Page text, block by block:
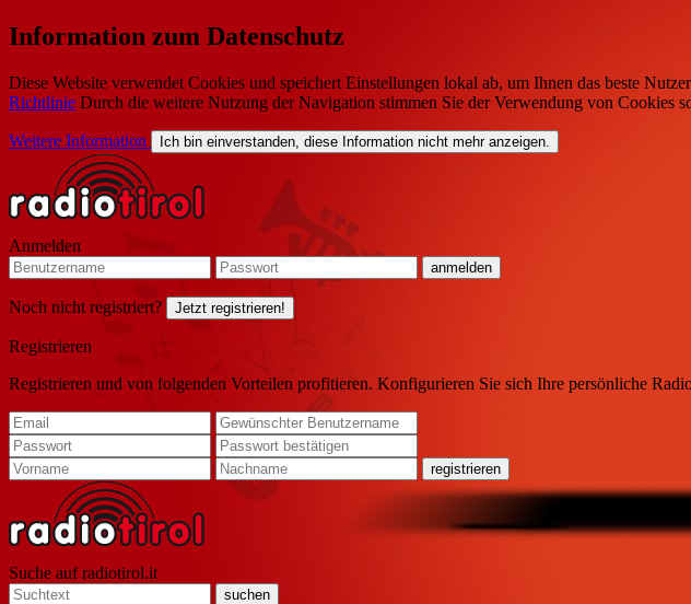
Information zum Datenschutz
Diese Website verwendet Cookies und speichert Einstellungen lokal ab, um Ihnen das beste
Richtlinie Durch die weitere Nutzung der Navigation stimmen Sie der Verwendung von Cookies
Weitere Information Ich bin einverstanden, diese Information nicht mehr anzeigen.
Anmelden
Noch nicht registriert? Jetzt registrieren!
Registrieren
Registrieren und von folgenden Vorteilen profitieren. Konfigurieren Sie sich Ihre persönliche
Suche auf radiotirol.it